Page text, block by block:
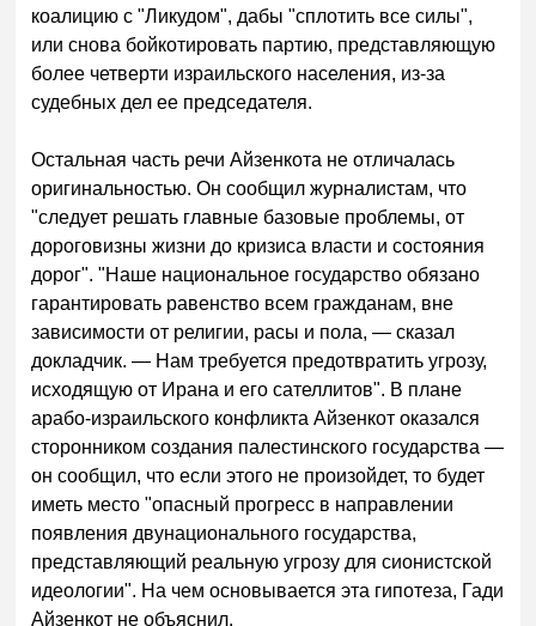
коалицию с "Ликудом", дабы "сплотить все силы",
или снова бойкотировать партию, представляющую
более четверти израильского населения, из-за
судебных дел ее председателя.
Остальная часть речи Айзенкота не отличалась
оригинальностью. Он сообщил журналистам, что
"следует решать главные базовые проблемы, от
дороговизны жизни до кризиса власти и состояния
дорог". "Наше национальное государство обязано
гарантировать равенство всем гражданам, вне
зависимости от религии, расы и пола, — сказал
докладчик. — Нам требуется предотвратить угрозу,
исходящую от Ирана и его сателлитов". В плане
арабо-израильского конфликта Айзенкот оказался
сторонником создания палестинского государства —
он сообщил, что если этого не произойдет, то будет
иметь место "опасный прогресс в направлении
появления двунационального государства,
представляющий реальную угрозу для сионистской
идеологии". На чем основывается эта гипотеза, Гади
Айзенкот не объяснил.